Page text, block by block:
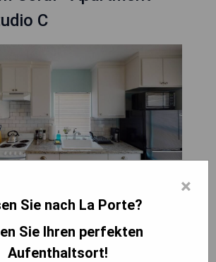
C
- Apartment Home Studio C
Baytown, 15 km vom Houston
×
Sie nach La Porte?
Sie Ihren perfekten
Aufenthaltsort!